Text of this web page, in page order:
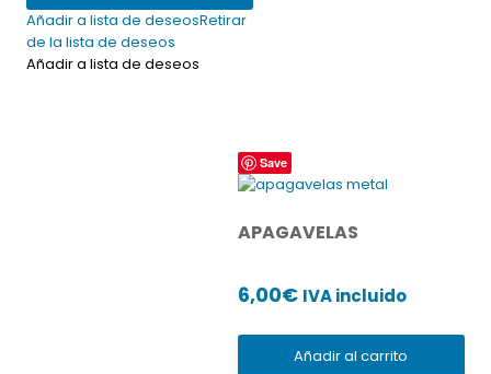
Añadir a lista de deseosRetirar
de la lista de deseos
Añadir a lista de deseos
Save
APAGAVELAS
6,00€ IVA incluido
Añadir al carrito